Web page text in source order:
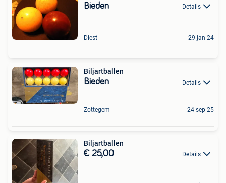
Bieden Details
Diest 29 jan 24
Biljartballen
Bieden Details
Zottegem 24 sep 25
Biljartballen
€ 25,00 Details